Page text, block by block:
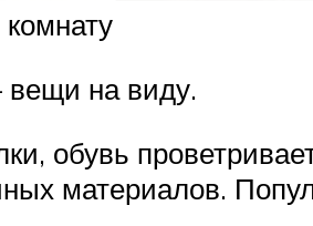
на виду.
обувь
материалов.